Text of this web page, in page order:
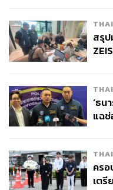
สรุ
จ่าย
‘ธน
แฉช่
ครอ
เตรี